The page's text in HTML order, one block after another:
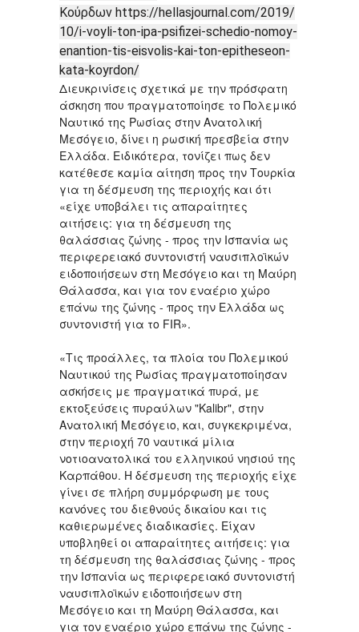
Κούρδων https://hellasjournal.com/2019/
10/i-voyli-ton-ipa-psifizei-schedio-nomoy-
enantion-tis-eisvolis-kai-ton-epitheseon-
kata-koyrdon/
Διευκρινίσεις σχετικά με την πρόσφατη
άσκηση που πραγματοποίησε το Πολεμικό
Ναυτικό της Ρωσίας στην Ανατολική
Μεσόγειο, δίνει η ρωσική πρεσβεία στην
Ελλάδα. Ειδικότερα, τονίζει πως δεν
κατέθεσε καμία αίτηση προς την Τουρκία
για τη δέσμευση της περιοχής και ότι
«είχε υποβάλει τις απαραίτητες
αιτήσεις: για τη δέσμευση της
θαλάσσιας ζώνης - προς την Ισπανία ως
περιφερειακό συντονιστή ναυσιπλοϊκών
ειδοποιήσεων στη Μεσόγειο και τη Μαύρη
Θάλασσα, και για τον εναέριο χώρο
επάνω της ζώνης - προς την Ελλάδα ως
συντονιστή για το FIR».
«Τις προάλλες, τα πλοία του Πολεμικού
Ναυτικού της Ρωσίας πραγματοποίησαν
ασκήσεις με πραγματικά πυρά, με
εκτοξεύσεις πυραύλων "Kalibr", στην
Ανατολική Μεσόγειο, και, συγκεκριμένα,
στην περιοχή 70 ναυτικά μίλια
νοτιοανατολικά του ελληνικού νησιού της
Καρπάθου. Η δέσμευση της περιοχής είχε
γίνει σε πλήρη συμμόρφωση με τους
κανόνες του διεθνούς δικαίου και τις
καθιερωμένες διαδικασίες. Είχαν
υποβληθεί οι απαραίτητες αιτήσεις: για
τη δέσμευση της θαλάσσιας ζώνης - προς
την Ισπανία ως περιφερειακό συντονιστή
ναυσιπλοϊκών ειδοποιήσεων στη
Μεσόγειο και τη Μαύρη Θάλασσα, και
για τον εναέριο χώρο επάνω της ζώνης -